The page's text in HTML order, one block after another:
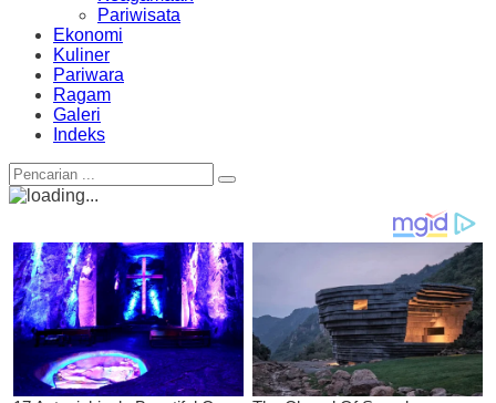
Pariwisata
Ekonomi
Kuliner
Pariwara
Ragam
Galeri
Indeks